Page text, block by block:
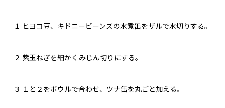
１ ヒヨコ豆、キドニービーンズの水煮缶をザルで水切りする。
２ 紫玉ねぎを細かくみじん切りにする。
３ １と２をボウルで合わせ、ツナ缶を丸ごと加える。